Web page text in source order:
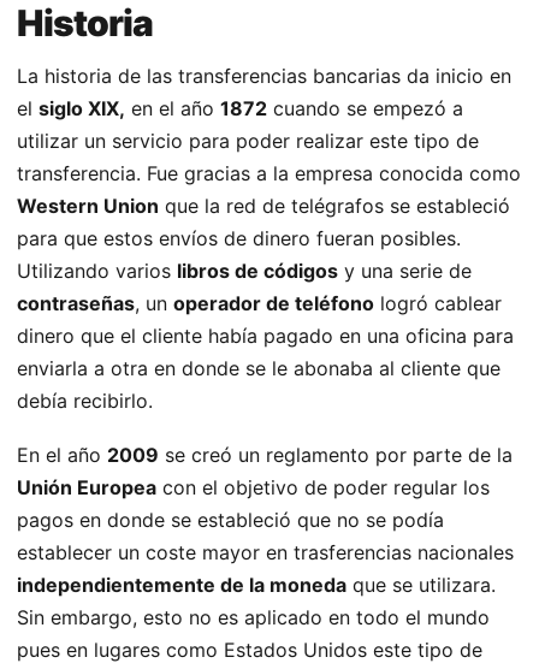
Historia
La historia de las transferencias bancarias da inicio en
el siglo XIX, en el año 1872 cuando se empezó a
utilizar un servicio para poder realizar este tipo de
transferencia. Fue gracias a la empresa conocida como
Western Union que la red de telégrafos se estableció
para que estos envíos de dinero fueran posibles.
Utilizando varios libros de códigos y una serie de
contraseñas, un operador de teléfono logró cablear
dinero que el cliente había pagado en una oficina para
enviarla a otra en donde se le abonaba al cliente que
debía recibirlo.
En el año 2009 se creó un reglamento por parte de la
Unión Europea con el objetivo de poder regular los
pagos en donde se estableció que no se podía
establecer un coste mayor en trasferencias nacionales
independientemente de la moneda que se utilizara.
Sin embargo, esto no es aplicado en todo el mundo
pues en lugares como Estados Unidos este tipo de